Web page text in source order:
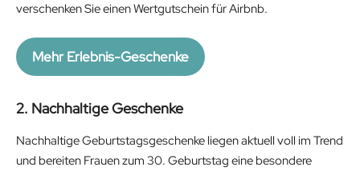
verschenken Sie einen Wertgutschein für Airbnb.
Mehr Erlebnis-Geschenke
2. Nachhaltige Geschenke
Nachhaltige Geburtstagsgeschenke liegen aktuell voll im Trend
und bereiten Frauen zum 30. Geburtstag eine besondere